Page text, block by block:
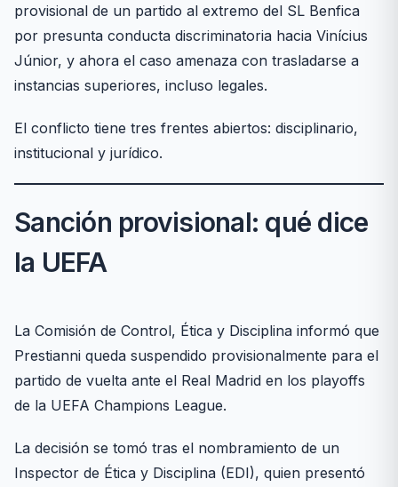
provisional de un partido al extremo del SL Benfica
por presunta conducta discriminatoria hacia Vinícius
Júnior, y ahora el caso amenaza con trasladarse a
instancias superiores, incluso legales.
El conflicto tiene tres frentes abiertos: disciplinario,
institucional y jurídico.
Sanción provisional: qué dice
la UEFA
La Comisión de Control, Ética y Disciplina informó que
Prestianni queda suspendido provisionalmente para el
partido de vuelta ante el Real Madrid en los playoffs
de la UEFA Champions League.
La decisión se tomó tras el nombramiento de un
Inspector de Ética y Disciplina (EDI), quien presentó